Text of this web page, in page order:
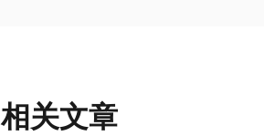
相关文章